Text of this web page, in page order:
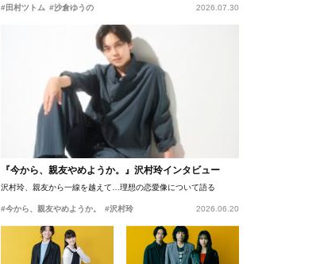
#田村ツトム #沙倉ゆうの 2026.07.30
『今から、親友やめようか。』沢村玲インタビュー
沢村玲、親友から一線を越えて…理想の恋愛像について語る
#今から、親友やめようか。 #沢村玲 2026.06.20